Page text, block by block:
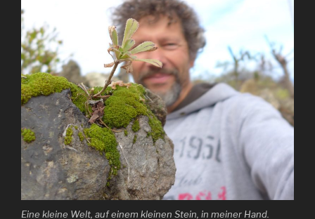
Eine kleine Welt, auf einem kleinen Stein, in meiner Hand.